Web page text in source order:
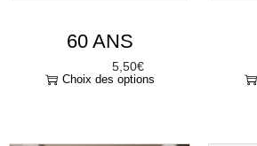
60 ANS
5,50€
Choix des options